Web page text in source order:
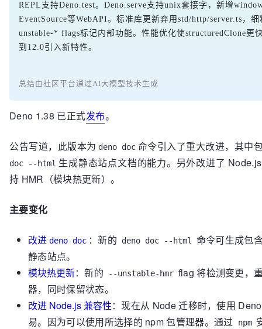
REPL支持Deno.test。Deno.serve支持unix套接字，新增
EventSource等WebAPI。标准库更新弃用std/http/server.ts，细
unstable-* flags标记内部功能。性能优化使structuredClone更
到12.0引入新特性。
总结由社区平台通过AI大模型技术生成
Deno 1.38 已正式发布。
公告写道，此版本为 deno doc 命令引入了重大改进，其中
doc --html 生成静态站点文档的能力。另外改进了
持 HMR（模块热更新）。
主要变化
改进 deno doc ：新的 deno doc --html
命令可生成包
静态站点。
模块热更新：新的 --unstable-hmr flag 将检测变更，
器，同时保留状态。
改进 Node.js 兼容性：现在从 Node 迁移时，使用
易。因为可以使用所选择的 npm 包管理器。通过
npm